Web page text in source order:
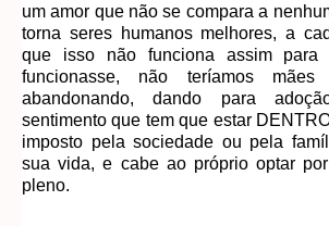
um amor que não se compara a
torna seres humanos melhores, a
que isso não funciona assim para
funcionasse, não teríamos mães
abandonando, dando para
sentimento que tem que estar
imposto pela sociedade ou pela
sua vida, e cabe ao próprio optar
pleno.